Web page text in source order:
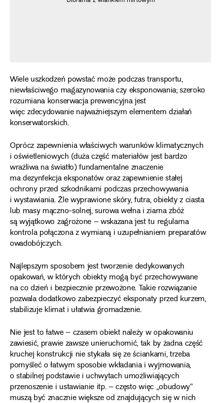
Wiele uszkodzeń powstać może podczas transportu,
niewłaściwego magazynowania czy eksponowania; szeroko
rozumiana konserwacja prewencyjna jest
więc zdecydowanie najważniejszym elementem działań
konserwatorskich.
Oprócz zapewnienia właściwych warunków klimatycznych
i oświetleniowych (duża część materiałów jest bardzo
wrażliwa na światło) fundamentalne znaczenie
ma dezynfekcja eksponatów oraz zapewnienie stałej
ochrony przed szkodnikami podczas przechowywania
i wystawiania. Źle wyprawione skóry, futra, obiekty z ciasta
lub masy mączno-solnej, surowa wełna i ziarna zbóż
są wyjątkowo zagrożone – wskazana jest tu regularna
kontrola połączona z wymianą i uzupełnianiem preparatów
owadobójczych.
Najlepszym sposobem jest tworzenie dedykowanych
opakowań, w których obiekty mogą być przechowywane
na co dzień i bezpiecznie przewożone. Takie rozwiązanie
pozwala dodatkowo zabezpieczyć eksponaty przed kurzem,
stabilizuje klimat i ułatwia gromadzenie.
Nie jest to łatwe – czasem obiekt należy w opakowaniu
zawiesić, prawie zawsze unieruchomić, tak by żadna część
kruchej konstrukcji nie stykała się ze ściankami, trzeba
pomyśleć o łatwym sposobie wkładania i wyjmowania,
o stabilnej podstawie i uchwytach umożliwiających
przenoszenie i ustawianie itp. – często więc „obudowy”
muszą być znacznie większe od znajdujących się w nich